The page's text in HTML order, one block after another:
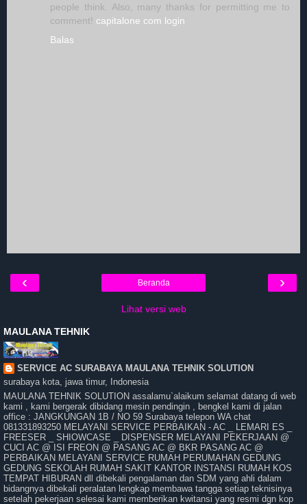
people think. Also, many thanks for permitting me to
comment! capitalone com login
Balas
‹ ›
Beranda
Lihat versi web
MAULANA TEHNIK
SERVICE AC SURABAYA MAULANA TEHNIK SOLUTION
surabaya kota, jawa timur, Indonesia
MAULANA TEHNIK SOLUTION assalamu`alaikum selamat datang di web
kami , kami bergerak dibidang mesin pendingin , bengkel kami di jalan
office : JANGKUNGAN 1B / NO 59 Surabaya telepon WA chat
081331893250 MELAYANI SERVICE PERBAIKAN - AC _ LEMARI ES _
FREESER _ SHIOWCASE _ DISPENSER MELAYANI PEKERJAAN @
CUCI AC @ ISI FREON @ PASANG AC @ BKR PASANG AC @
PERBAIKAN MELAYANI SERVICE RUMAH PERUMAHAN GEDUNG
GEDUNG SEKOLAH RUMAH SAKIT KANTOR INSTANSI RUMAH KOS
TEMPAT HIBURAN dll dibekali pengalaman dan SDM yang ahli dalam
bidangnya dibekali peralatan lengkap membawa tangga setiap teknisinya
setelah pekerjaan selesai kami memberikan kwitansi yang resmi dgn kop